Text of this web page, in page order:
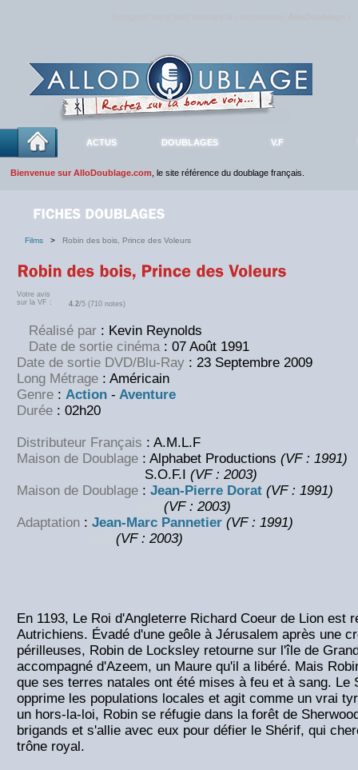
ACTUS DOUBLAGES V.F
Bienvenue sur AlloDoublage.com , le site référence du doublage français.
Films > Robin des bois, Prince des Voleurs
Votre avis
sur la VF :
4.2/5 (710 notes)
Réalisé par : Kevin Reynolds
Date de sortie cinéma : 07 Août 1991
Date de sortie DVD/Blu-Ray : 23 Septembre 2009
Long Métrage : Américain
Genre : Action - Aventure
Durée : 02h20
Distributeur Français : A.M.L.F
Maison de Doublage : Alphabet Productions (VF : 1991)
S.O.F.I (VF : 2003)
Maison de Doublage : Jean-Pierre Dorat (VF : 1991)
(VF : 2003)
Adaptation : Jean-Marc Pannetier (VF : 1991)
(VF : 2003)
En 1193, Le Roi d'Angleterre Richard Coeur de Lion est
Autrichiens. Évadé d'une geôle à Jérusalem après une
périlleuses, Robin de Locksley retourne sur l'île de
accompagné d'Azeem, un Maure qu'il a libéré. Mais
que ses terres natales ont été mises à feu et à sang. Le
opprime les populations locales et agit comme un vrai
un hors-la-loi, Robin se réfugie dans la forêt de
brigands et s'allie avec eux pour défier le Shérif, qui
trône royal.